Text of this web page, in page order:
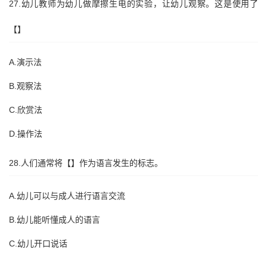
27.幼儿教师为幼儿做摩擦生电的实验，让幼儿观察。这是使用了
【】
A.演示法
B.观察法
C.欣赏法
D.操作法
28.人们通常将【】作为语言发生的标志。
A.幼儿可以与成人进行语言交流
B.幼儿能听懂成人的语言
C.幼儿开口说话